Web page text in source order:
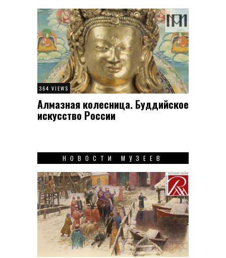
364 VIEWS
Алмазная колесница. Буддийское
искусство России
НОВОСТИ МУЗЕЕВ